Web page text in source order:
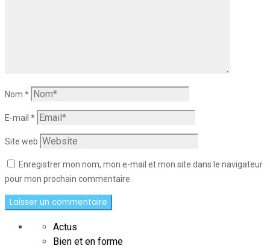
Nom *
E-mail *
Site web
Enregistrer mon nom, mon e-mail et mon site dans le navigateur
pour mon prochain commentaire.
Actus
Bien et en forme